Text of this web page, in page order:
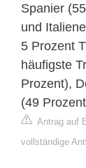
Spanier
und
5 Prozent
häufigste
Prozent),
(49
Antrag auf
vollständige